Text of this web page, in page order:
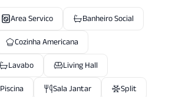
Area Servico
Banheiro Social
Cozinha Americana
Lavabo
Living Hall
Piscina Sala Jantar Split